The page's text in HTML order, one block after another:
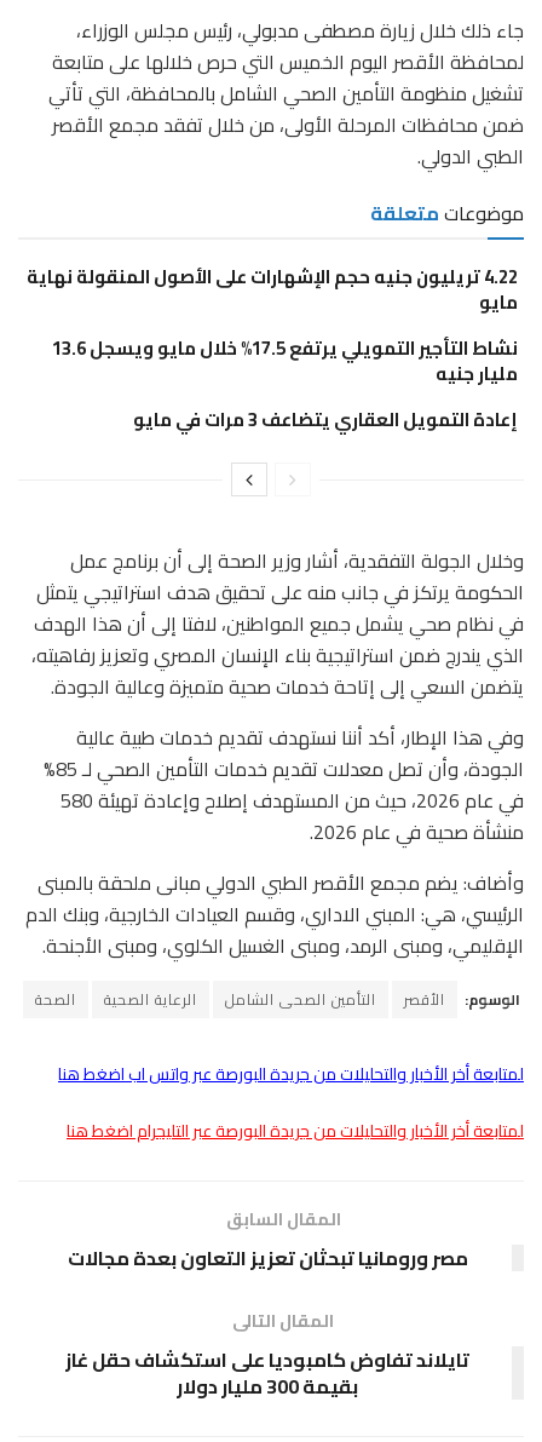
جاء ذلك خلال زيارة مصطفى مدبولي، رئيس مجلس الوزراء،
لمحافظة الأقصر اليوم الخميس التي حرص خلالها على متابعة
تشغيل منظومة التأمين الصحي الشامل بالمحافظة، التي تأتي
ضمن محافظات المرحلة الأولى، من خلال تفقد مجمع الأقصر
الطبي الدولي.
موضوعاتمتعلقة
4.22 تريليون جنيه حجم الإشهارات على الأصول المنقولة نهاية
مايو
نشاط التأجير التمويلي يرتفع 17.5% خلال مايو ويسجل 13.6
مليار جنيه
إعادة التمويل العقاري يتضاعف 3 مرات في مايو
وخلال الجولة التفقدية، أشار وزير الصحة إلى أن برنامج عمل
الحكومة يرتكز في جانب منه على تحقيق هدف استراتيجي يتمثل
في نظام صحي يشمل جميع المواطنين، لافتا إلى أن هذا الهدف
الذي يندرج ضمن استراتيجية بناء الإنسان المصري وتعزيز رفاهيته،
يتضمن السعي إلى إتاحة خدمات صحية متميزة وعالية الجودة.
وفي هذا الإطار، أكد أننا نستهدف تقديم خدمات طبية عالية
الجودة، وأن تصل معدلات تقديم خدمات التأمين الصحي لـ 85%
في عام 2026، حيث من المستهدف إصلاح وإعادة تهيئة 580
منشأة صحية في عام 2026.
وأضاف: يضم مجمع الأقصر الطبي الدولي مبانى ملحقة بالمبنى
الرئيسي، هي: المبني الاداري، وقسم العيادات الخارجية، وبنك الدم
الإقليمي، ومبنى الرمد، ومبنى الغسيل الكلوي، ومبنى الأجنحة.
الوسوم: الأقصر التأمين الصحى الشامل الرعاية الصحية الصحة
لمتابعة أخر الأخبار والتحليلات من جريدة البورصة عبر واتس اب اضغط هنا
لمتابعة أخر الأخبار والتحليلات من جريدة البورصة عبر التليجرام اضغط هنا
المقال السابق
مصر ورومانيا تبحثان تعزيز التعاون بعدة مجالات
المقال التالى
تايلاند تفاوض كامبوديا على استكشاف حقل غاز
بقيمة 300 مليار دولار